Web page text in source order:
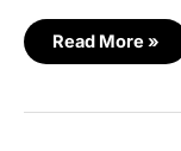
Read More »